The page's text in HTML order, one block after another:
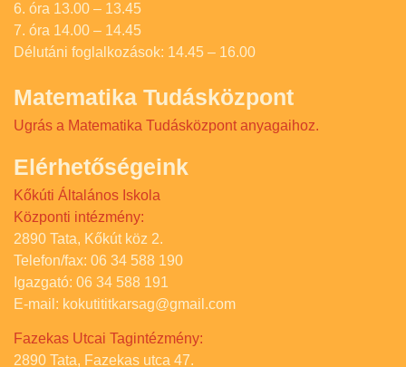
6. óra 13.00 – 13.45
7. óra 14.00 – 14.45
Délutáni foglalkozások: 14.45 – 16.00
Matematika Tudásközpont
Ugrás a Matematika Tudásközpont anyagaihoz.
Elérhetőségeink
Kőkúti Általános Iskola
Központi intézmény:
2890 Tata, Kőkút köz 2.
Telefon/fax: 06 34 588 190
Igazgató: 06 34 588 191
E-mail: kokutititkarsag@gmail.com
Fazekas Utcai Tagintézmény:
2890 Tata, Fazekas utca 47.